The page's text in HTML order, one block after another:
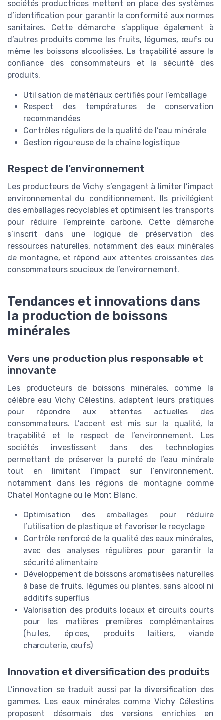
sociétés productrices mettent en place des systèmes
d’identification pour garantir la conformité aux normes
sanitaires. Cette démarche s’applique également à
d’autres produits comme les fruits, légumes, œufs ou
même les boissons alcoolisées. La traçabilité assure la
confiance des consommateurs et la sécurité des
produits.
Utilisation de matériaux certifiés pour l’emballage
Respect des températures de conservation
recommandées
Contrôles réguliers de la qualité de l’eau minérale
Gestion rigoureuse de la chaîne logistique
Respect de l’environnement
Les producteurs de Vichy s’engagent à limiter l’impact
environnemental du conditionnement. Ils privilégient
des emballages recyclables et optimisent les transports
pour réduire l’empreinte carbone. Cette démarche
s’inscrit dans une logique de préservation des
ressources naturelles, notamment des eaux minérales
de montagne, et répond aux attentes croissantes des
consommateurs soucieux de l’environnement.
Tendances et innovations dans
la production de boissons
minérales
Vers une production plus responsable et
innovante
Les producteurs de boissons minérales, comme la
célèbre eau Vichy Célestins, adaptent leurs pratiques
pour répondre aux attentes actuelles des
consommateurs. L’accent est mis sur la qualité, la
traçabilité et le respect de l’environnement. Les
sociétés investissent dans des technologies
permettant de préserver la pureté de l’eau minérale
tout en limitant l’impact sur l’environnement,
notamment dans les régions de montagne comme
Chatel Montagne ou le Mont Blanc.
Optimisation des emballages pour réduire
l’utilisation de plastique et favoriser le recyclage
Contrôle renforcé de la qualité des eaux minérales,
avec des analyses régulières pour garantir la
sécurité alimentaire
Développement de boissons aromatisées naturelles
à base de fruits, légumes ou plantes, sans alcool ni
additifs superflus
Valorisation des produits locaux et circuits courts
pour les matières premières complémentaires
(huiles, épices, produits laitiers, viande
charcuterie, œufs)
Innovation et diversification des produits
L’innovation se traduit aussi par la diversification des
gammes. Les eaux minérales comme Vichy Célestins
proposent désormais des versions enrichies en